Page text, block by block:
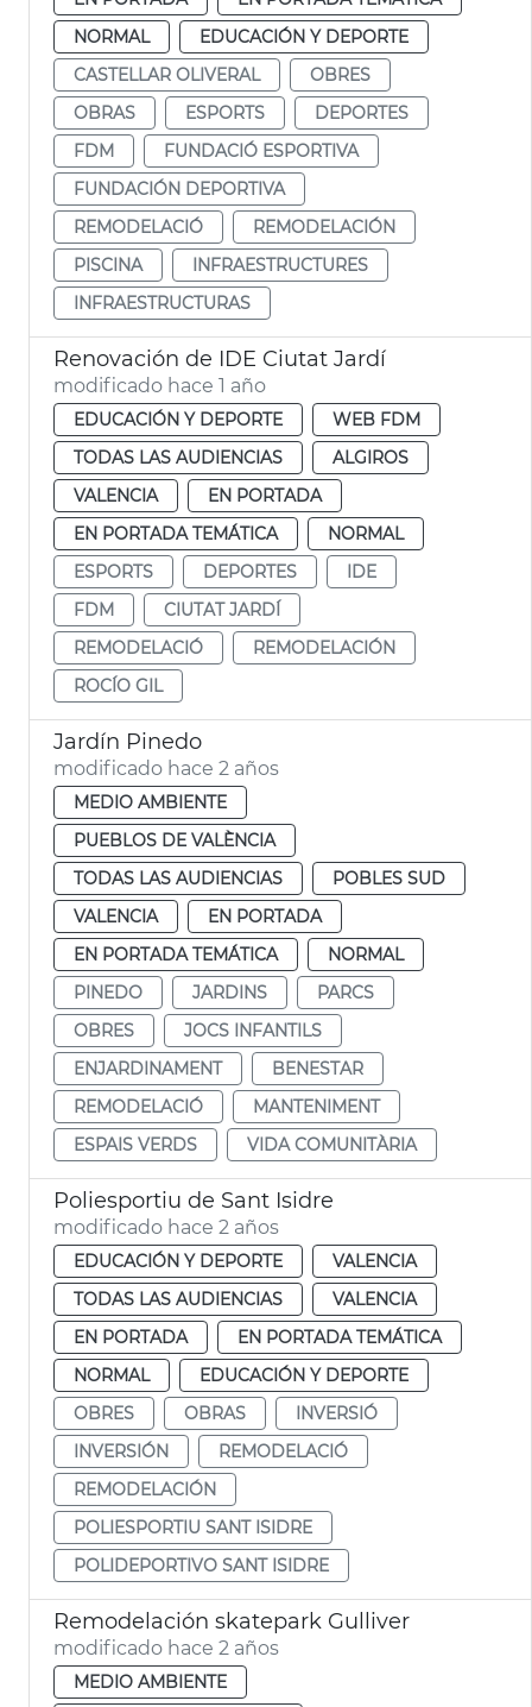
NORMAL
EDUCACIÓN Y DEPORTE
CASTELLAR OLIVERAL
OBRES
OBRAS
ESPORTS
DEPORTES
FDM
FUNDACIÓ ESPORTIVA
FUNDACIÓN DEPORTIVA
REMODELACIÓ
REMODELACIÓN
PISCINA
INFRAESTRUCTURES
INFRAESTRUCTURAS
Renovación de IDE Ciutat Jardí
modificado hace 1 año
EDUCACIÓN Y DEPORTE
WEB FDM
TODAS LAS AUDIENCIAS
ALGIROS
VALENCIA
EN PORTADA
EN PORTADA TEMÁTICA
NORMAL
ESPORTS
DEPORTES
IDE
FDM
CIUTAT JARDÍ
REMODELACIÓ
REMODELACIÓN
ROCÍO GIL
Jardín Pinedo
modificado hace 2 años
MEDIO AMBIENTE
PUEBLOS DE VALÈNCIA
TODAS LAS AUDIENCIAS
POBLES SUD
VALENCIA
EN PORTADA
EN PORTADA TEMÁTICA
NORMAL
PINEDO
JARDINS
PARCS
OBRES
JOCS INFANTILS
ENJARDINAMENT
BENESTAR
REMODELACIÓ
MANTENIMENT
ESPAIS VERDS
VIDA COMUNITÀRIA
Poliesportiu de Sant Isidre
modificado hace 2 años
EDUCACIÓN Y DEPORTE
VALENCIA
TODAS LAS AUDIENCIAS
VALENCIA
EN PORTADA
EN PORTADA TEMÁTICA
NORMAL
EDUCACIÓN Y DEPORTE
OBRES
OBRAS
INVERSIÓ
INVERSIÓN
REMODELACIÓ
REMODELACIÓN
POLIESPORTIU SANT ISIDRE
POLIDEPORTIVO SANT ISIDRE
Remodelación skatepark Gulliver
modificado hace 2 años
MEDIO AMBIENTE